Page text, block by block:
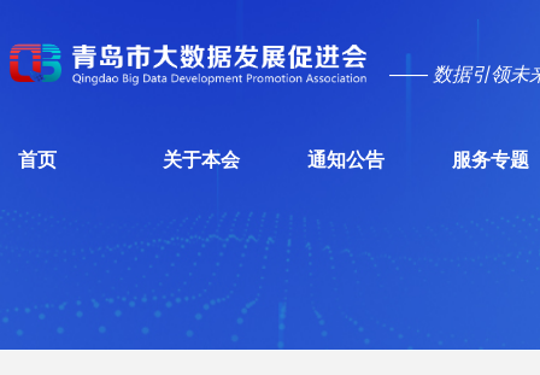
—— 数据引领未
首页 关于本会 通知公告 服务专题